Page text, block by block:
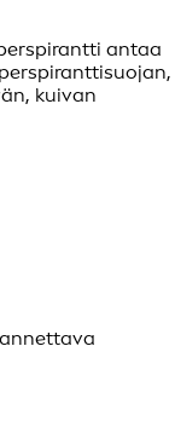
antaa
kuivan